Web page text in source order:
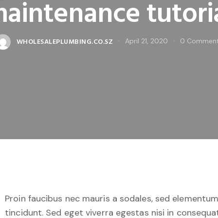
WHOLESALEPLUMBING.CO.SZ April 21, 2020 0
Proin faucibus nec mauris a sodales, sed
tincidunt. Sed eget viverra egestas nisi in